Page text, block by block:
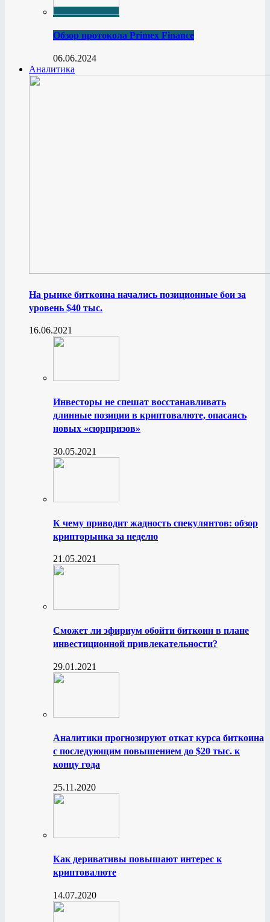
Обзор протокола Primex Finance
06.06.2024
Аналитика
На рынке биткоина начались позиционные бои за
уровень $40 тыс.
16.06.2021
Инвесторы не спешат восстанавливать
длинные позиции в криптовалюте, опасаясь
новых «сюрпризов»
30.05.2021
К чему приводит жадность спекулянтов: обзор
крипторынка за неделю
21.05.2021
Сможет ли эфириум обойти биткоин в плане
инвестиционной привлекательности?
29.01.2021
Аналитики прогнозируют откат курса биткоина
с последующим повышением до $20 тыс. к
концу года
25.11.2020
Как деривативы повышают интерес к
криптовалюте
14.07.2020